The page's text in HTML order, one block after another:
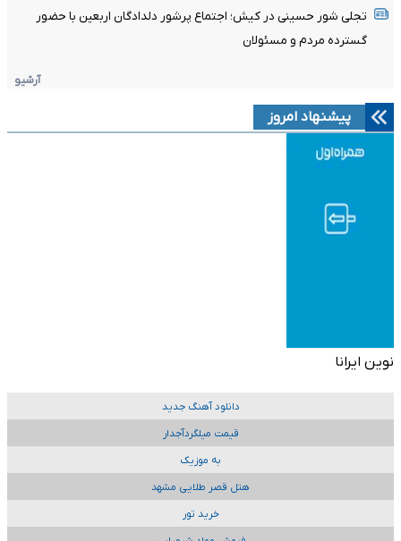
تجلی شور حسینی در کیش؛ اجتماع پرشور دلدادگان اربعین با حضور
گسترده مردم و مسئولان
آرشیو
پیشنهاد امروز
نوین ایرانا
دانلود آهنگ جدید
قیمت میلگردآجدار
به موزیک
هتل قصر طلایی مشهد
خرید تور